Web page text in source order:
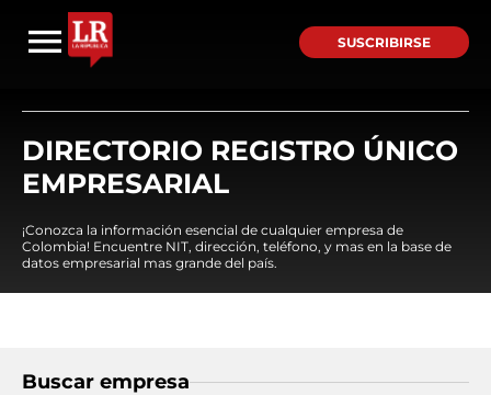
SUSCRIBIRSE
DIRECTORIO REGISTRO ÚNICO
EMPRESARIAL
¡Conozca la información esencial de cualquier empresa de
Colombia! Encuentre NIT, dirección, teléfono, y mas en la base de
datos empresarial mas grande del país.
Buscar empresa